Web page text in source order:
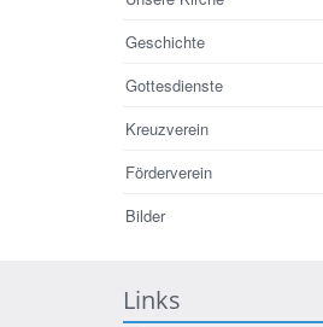
Geschichte
Gottesdienste
Kreuzverein
Förderverein
Bilder
Links